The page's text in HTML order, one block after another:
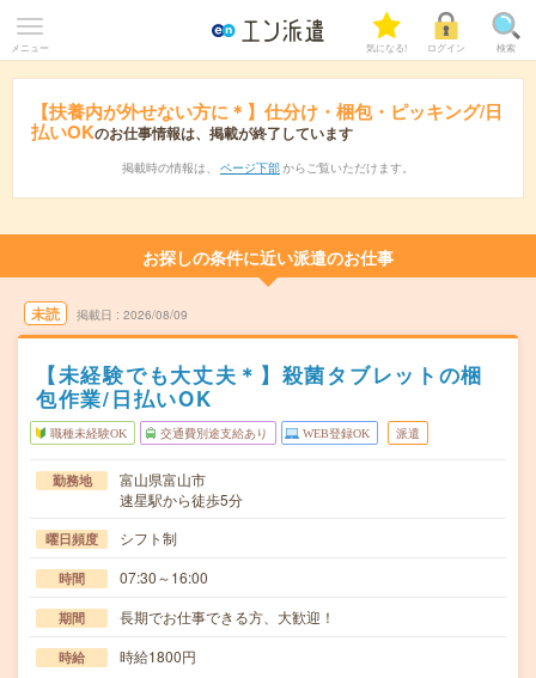
メニュー 気になる! ログイン 検索
【扶養内が外せない方に＊】仕分け・梱包・ピッキング/日
払いOKのお仕事情報は、掲載が終了しています
掲載時の情報は、 ページ下部 からご覧いただけます。
お探しの条件に近い派遣のお仕事
未読 掲載日 2026/08/09
【未経験でも大丈夫＊】殺菌タブレットの梱
包作業/日払いOK
職種未経験OK 交通費別途支給あり WEB登録OK 派遣
勤務地
富山県富山市
速星駅から徒歩5分
曜日頻度 シフト制
時間 07:30～16:00
期間 長期でお仕事できる方、大歓迎！
時給 時給1800円